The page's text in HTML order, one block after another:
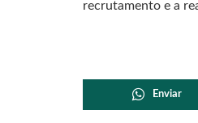
recrutamento e a
Enviar